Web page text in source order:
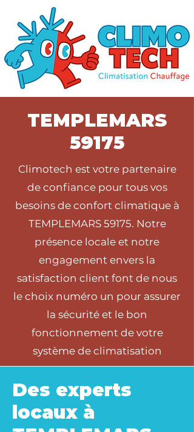
TEMPLEMARS
59175
Climotech est votre partenaire
de confiance pour tous vos
besoins de confort climatique à
TEMPLEMARS 59175. Notre
présence locale et notre
engagement envers la
satisfaction client font de nous
le choix numéro un pour assurer
la sécurité et le bon
fonctionnement de votre
système de climatisation
Des experts
locaux à